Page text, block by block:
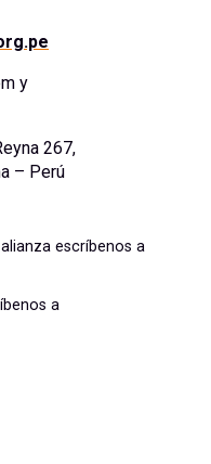
y
267,
– Perú
escríbenos a
a